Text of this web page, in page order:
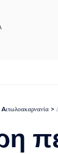
Aιτωλοακαρνανία >